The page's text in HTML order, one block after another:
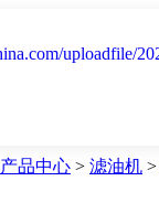
产品中心 > 滤油机 >